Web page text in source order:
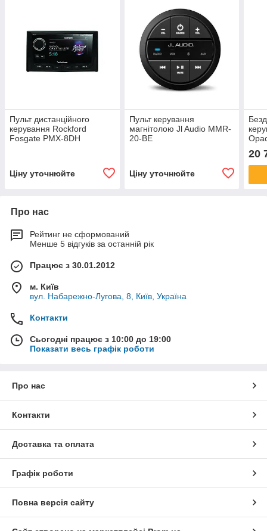
Пульт дистанційного
керування Rockford
Fosgate PMX-8DH
Ціну уточнюйте
Пульт керування
магнітолою Jl Audio MMR-
20-BE
Ціну уточнюйте
20
Про нас
Рейтинг не сформований
Менше 5 відгуків за останній рік
Працює з 30.01.2012
м. Київ
вул. Набарежно-Лугова, 8, Київ, Україна
Контакти
Сьогодні працює з 10:00 до 19:00
Показати весь графік роботи
Про нас
Контакти
Доставка та оплата
Графік роботи
Повна версія сайту